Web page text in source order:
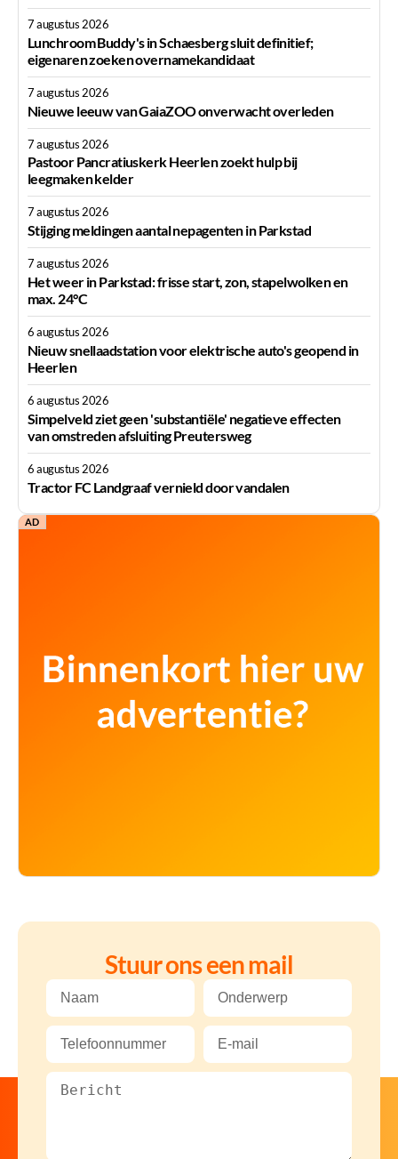
7 augustus 2026
Lunchroom Buddy's in Schaesberg sluit definitief;
eigenaren zoeken overnamekandidaat
7 augustus 2026
Nieuwe leeuw van GaiaZOO onverwacht overleden
7 augustus 2026
Pastoor Pancratiuskerk Heerlen zoekt hulp bij
leegmaken kelder
7 augustus 2026
Stijging meldingen aantal nepagenten in Parkstad
7 augustus 2026
Het weer in Parkstad: frisse start, zon, stapelwolken en
max. 24°C
6 augustus 2026
Nieuw snellaadstation voor elektrische auto's geopend in
Heerlen
6 augustus 2026
Simpelveld ziet geen 'substantiële' negatieve effecten
van omstreden afsluiting Preutersweg
6 augustus 2026
Tractor FC Landgraaf vernield door vandalen
AD
Stuur ons een mail